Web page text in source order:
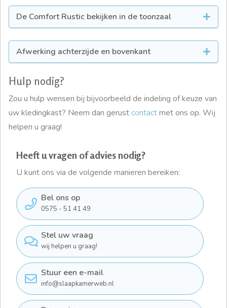
De Comfort Rustic bekijken in de toonzaal
Afwerking achterzijde en bovenkant
Hulp nodig?
Zou u hulp wensen bij bijvoorbeeld de indeling of keuze van
uw kledingkast? Neem dan gerustcontactmet ons op. Wij
helpen u graag!
Heeft u vragen of advies nodig?
U kunt ons via de volgende manieren bereiken:
Bel ons op
0575 - 51 41 49
Stel uw vraag
wij helpen u graag!
Stuur een e-mail
info@slaapkamerweb.nl